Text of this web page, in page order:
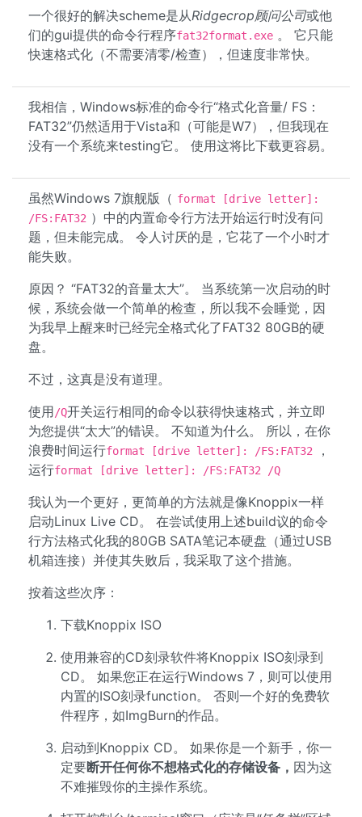
一个很好的解决scheme是从Ridgecrop顾问公司或他
们的gui提供的命令行程序fat32format.exe 。 它只能
快速格式化（不需要清零/检查），但速度非常快。
我相信，Windows标准的命令行“格式化音量/ FS：
FAT32”仍然适用于Vista和（可能是W7），但我现在
没有一个系统来testing它。 使用这将比下载更容易。
虽然Windows 7旗舰版（ format [drive letter]:
/FS:FAT32 ）中的内置命令行方法开始运行时没有问
题，但未能完成。 令人讨厌的是，它花了一个小时才
能失败。
原因？ “FAT32的音量太大”。 当系统第一次启动的时
候，系统会做一个简单的检查，所以我不会睡觉，因
为我早上醒来时已经完全格式化了FAT32 80GB的硬
盘。
不过，这真是没有道理。
使用/Q开关运行相同的命令以获得快速格式，并立即
为您提供“太大”的错误。 不知道为什么。 所以，在你
浪费时间运行format [drive letter]: /FS:FAT32
，
运行format [drive letter]: /FS:FAT32 /Q
我认为一个更好，更简单的方法就是像Knoppix一样
启动Linux Live CD。 在尝试使用上述build议的命令
行方法格式化我的80GB SATA笔记本硬盘（通过USB
机箱连接）并使其失败后，我采取了这个措施。
按着这些次序：
下载Knoppix ISO
使用兼容的CD刻录软件将Knoppix ISO刻录到
CD。 如果您正在运行Windows 7，则可以使用
内置的ISO刻录function。 否则一个好的免费软
件程序，如ImgBurn的作品。
启动到Knoppix CD。 如果你是一个新手，你一
定要断开任何你不想格式化的存储设备， 因为这
不难摧毁你的主操作系统。